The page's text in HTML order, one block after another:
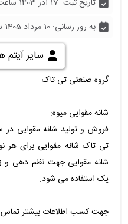
تاریخ ثبت: 17 آذر 1403 ساعت 17:40:59
به روز رسانی: 10 مرداد 1405 ساعت 23:22:41
سایر آیتم
گروه صنعتی تی تاک
شانه مقوایی میوه:
فروش و تولید شانه مقوایی در
تی تاک شانه مقوایی برای هر
شانه مقوایی جهت نظم دهی و
یک استفاده می شود.
جهت کسب اطلاعات بیشتر تماس